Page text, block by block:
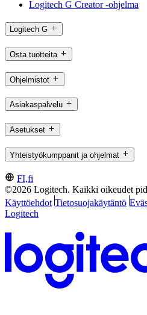
Logitech G Creator -ohjelma
Logitech G
Osta tuotteita
Ohjelmistot
Asiakaspalvelu
Asetukset
Yhteistyökumppanit ja ohjelmat
FI,fi
©2026 Logitech. Kaikki oikeudet
Käyttöehdot Tietosuojakäytäntö
Logitech